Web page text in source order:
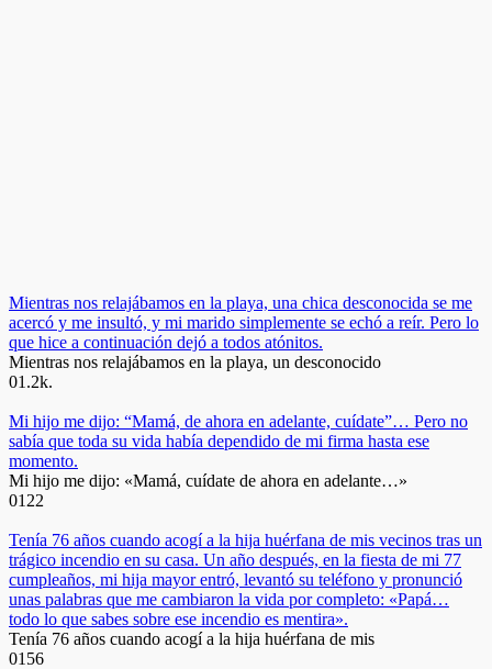
Mientras nos relajábamos en la playa, una chica desconocida se me
acercó y me insultó, y mi marido simplemente se echó a reír. Pero lo
que hice a continuación dejó a todos atónitos.
Mientras nos relajábamos en la playa, un desconocido
01.2k.
Mi hijo me dijo: “Mamá, de ahora en adelante, cuídate”… Pero no
sabía que toda su vida había dependido de mi firma hasta ese
momento.
Mi hijo me dijo: «Mamá, cuídate de ahora en adelante…»
0122
Tenía 76 años cuando acogí a la hija huérfana de mis vecinos tras un
trágico incendio en su casa. Un año después, en la fiesta de mi 77
cumpleaños, mi hija mayor entró, levantó su teléfono y pronunció
unas palabras que me cambiaron la vida por completo: «Papá…
todo lo que sabes sobre ese incendio es mentira».
Tenía 76 años cuando acogí a la hija huérfana de mis
0156